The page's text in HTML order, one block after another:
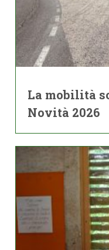
La mobilità
Novità 2026